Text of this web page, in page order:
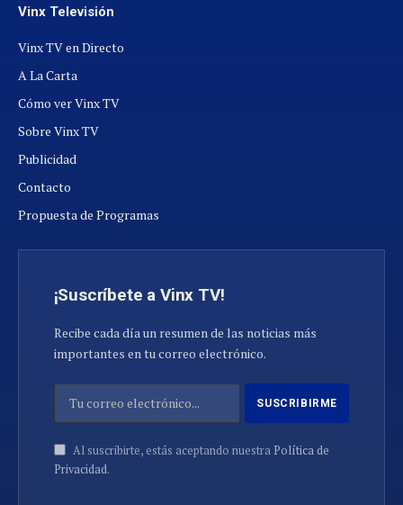
Vinx Televisión
Vinx TV en Directo
A La Carta
Cómo ver Vinx TV
Sobre Vinx TV
Publicidad
Contacto
Propuesta de Programas
¡Suscríbete a Vinx TV!
Recibe cada día un resumen de las noticias más
importantes en tu correo electrónico.
Al suscribirte, estás aceptando nuestra Política de
Privacidad.